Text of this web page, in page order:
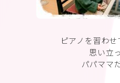
ピアノを習わ
思い立
パパママ